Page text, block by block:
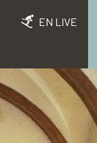
EN LIVE